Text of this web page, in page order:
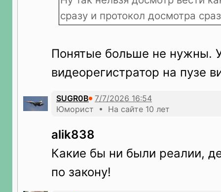
сразу и протокол досмотра
Понятые больше не нужны.
видеорегистратор на пузе
SUGR0B
Юморист • На сайте 10 лет
alik838
Какие бы ни были реалии,
по закону!